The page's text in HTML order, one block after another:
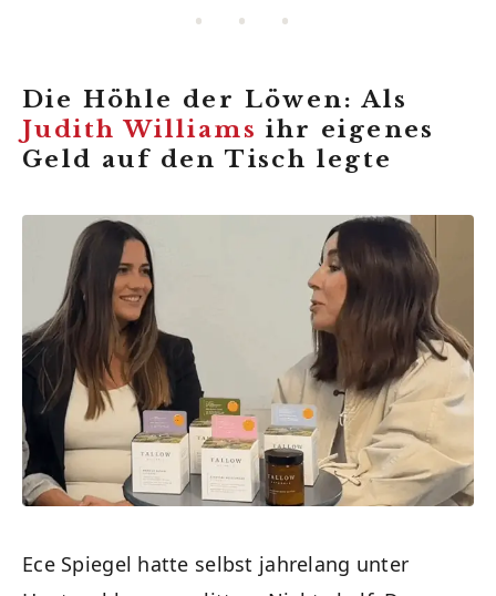
• • •
Die Höhle der Löwen: Als
Judith Williams ihr eigenes
Geld auf den Tisch legte
Ece Spiegel hatte selbst jahrelang unter